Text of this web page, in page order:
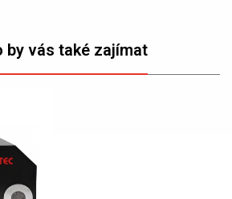
by vás také zajímat